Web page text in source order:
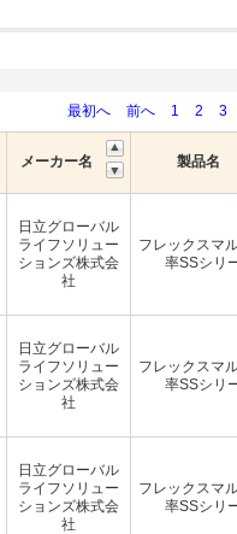
最初へ
前へ 1 2 3
メーカー名 製品名
日立グローバル
ライフソリュー
ションズ株式会
社
フレックスマ
率SSシリ
日立グローバル
ライフソリュー
ションズ株式会
社
フレックスマ
率SSシリ
日立グローバル
ライフソリュー
ションズ株式会
社
フレックスマ
率SSシリ